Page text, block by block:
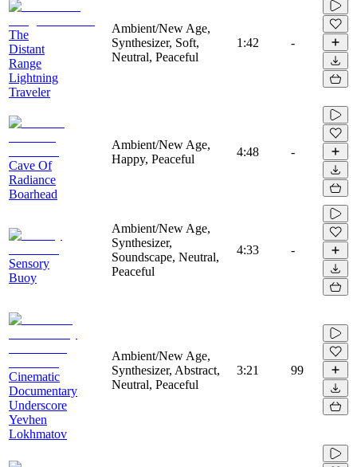
The
Distant
Range
Lightning
Traveler
Ambient/New Age,
Synthesizer, Soft,
Neutral, Peaceful
1:42 -
Cave Of
Radiance
Boarhead
Ambient/New Age,
Happy, Peaceful
4:48 -
Sensory
Buoy
Ambient/New Age,
Synthesizer,
Soundscape, Neutral,
Peaceful
4:33 -
Cinematic
Documentary
Underscore
Yevhen
Lokhmatov
Ambient/New Age,
Synthesizer, Abstract,
Neutral, Peaceful
3:21 99